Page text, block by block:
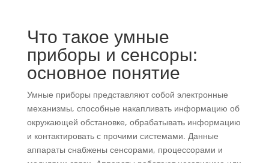
Что такое умные
приборы и сенсоры:
основное понятие
Умные приборы представляют собой электронные
механизмы, способные накапливать информацию об
окружающей обстановке, обрабатывать информацию
и контактировать с прочими системами. Данные
аппараты снабжены сенсорами, процессорами и